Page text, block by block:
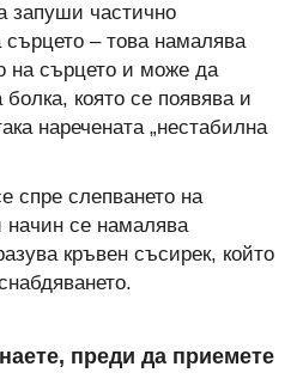
запуши частично
– това намалява
на сърцето и може да
болка, която се появява и
наречената „нестабилна
спре слепването на
начин се намалява
кръвен съсирек, който
преди да приемете